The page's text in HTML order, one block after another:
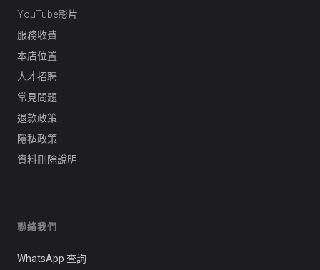
為您推薦
車漆保護方案建議
YouTube影片
服務收費
本店位置
人才招聘
常見問題
退款政策
隱私政策
資料刪除說明
聯絡我們
WhatsApp 查詢